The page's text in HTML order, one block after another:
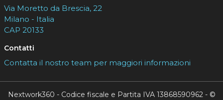
Via Moretto da Brescia, 22
Milano - Italia
CAP 20133
Contatti
Contatta il nostro team per maggiori informazioni
Nextwork360 - Codice fiscale e Partita IVA 13868590962 - ©